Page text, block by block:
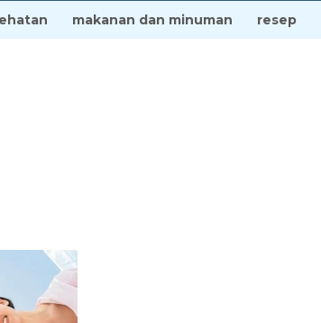
makanan dan minuman resep